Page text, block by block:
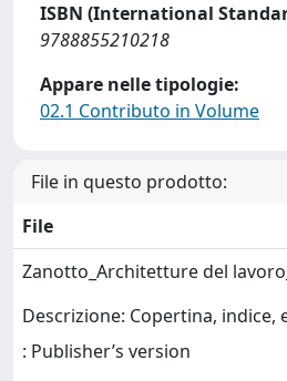
ISBN (International
9788855210218
Appare nelle tipologie:
02.1 Contributo in Volume
File in questo prodotto:
File
Zanotto_Architetture del
Descrizione: Copertina, indice,
: Publisher’s version